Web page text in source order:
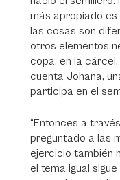
más apropiado
las cosas son
otros elementos
copa, en la
cuenta Johana,
participa en el
“Entonces a
preguntado a las
ejercicio también
el tema igual